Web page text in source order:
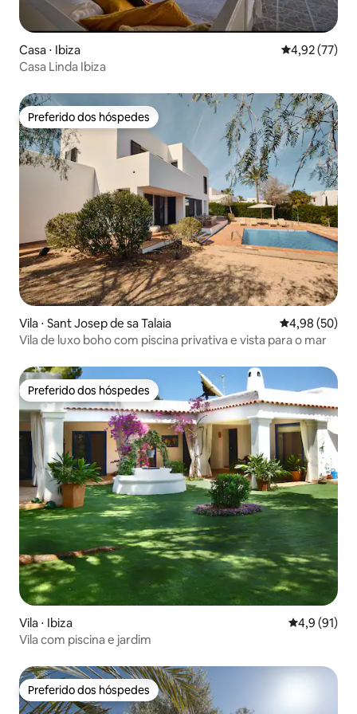
Casa ⋅ Ibiza 4,92 de uma
4,92 (77)
Casa Linda Ibiza
Preferido dos hóspedes
Preferido dos hóspedes
Vila ⋅ Sant Josep de sa Talaia 4,98 de uma
4,98 (50)
Vila de luxo boho com piscina privativa e vista para o mar
Preferido dos hóspedes
Preferido dos hóspedes
Vila ⋅ Ibiza 4,9 de uma
4,9 (91)
Vila com piscina e jardim
Preferido dos hóspedes
Preferido dos hóspedes